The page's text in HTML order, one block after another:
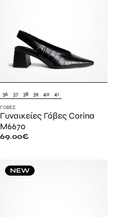
36 37 38 39 40 41
ΓΌΒΕΣ
Γυναικείες Γόβες Corina
M6670
69.00€
NEW